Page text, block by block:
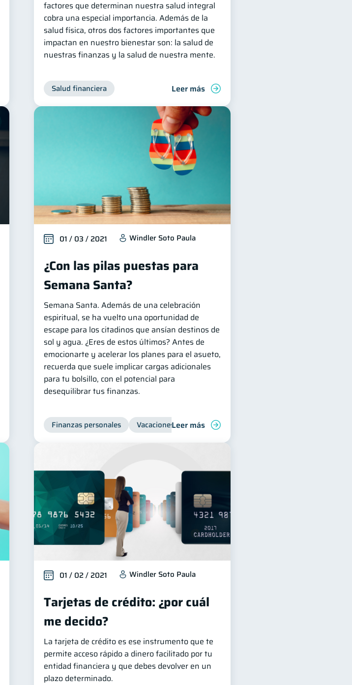
factores que determinan nuestra salud integral
cobra una especial importancia. Además de la
salud física, otros dos factores importantes que
impactan en nuestro bienestar son: la salud de
nuestras finanzas y la salud de nuestra mente.
Salud financiera Leer más
01 / 03 / 2021 Windler Soto Paula
¿Con las pilas puestas para
Semana Santa?
Semana Santa. Además de una celebración
espiritual, se ha vuelto una oportunidad de
escape para los citadinos que ansían destinos de
sol y agua. ¿Eres de estos últimos? Antes de
emocionarte y acelerar los planes para el asueto,
recuerda que suele implicar cargas adicionales
para tu bolsillo, con el potencial para
desequilibrar tus finanzas.
Finanzas personales Vacaciones Organización Financiera
Leer más
01 / 02 / 2021 Windler Soto Paula
Tarjetas de crédito: ¿por cuál
me decido?
La tarjeta de crédito es ese instrumento que te
permite acceso rápido a dinero facilitado por tu
entidad financiera y que debes devolver en un
plazo determinado.